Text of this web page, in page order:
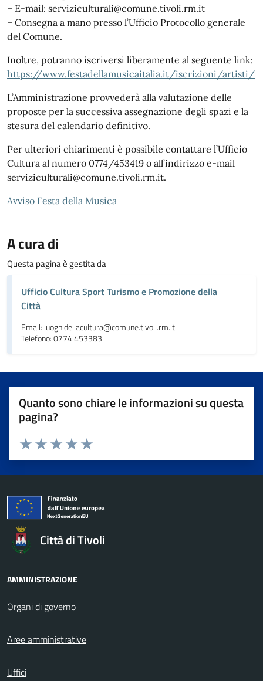
– E-mail: serviziculturali@comune.tivoli.rm.it
– Consegna a mano presso l’Ufficio Protocollo generale
del Comune.
Inoltre, potranno iscriversi liberamente al seguente link:
https://www.festadellamusicaitalia.it/iscrizioni/artisti/
L’Amministrazione provvederà alla valutazione delle
proposte per la successiva assegnazione degli spazi e la
stesura del calendario definitivo.
Per ulteriori chiarimenti è possibile contattare l’Ufficio
Cultura al numero 0774/453419 o all’indirizzo e-mail
serviziculturali@comune.tivoli.rm.it.
Avviso Festa della Musica
A cura di
Questa pagina è gestita da
Ufficio Cultura Sport Turismo e Promozione della
Città
Email: luoghidellacultura@comune.tivoli.rm.it
Telefono: 0774 453383
Quanto sono chiare le informazioni su questa
pagina?
Valuta da 1 a 5 stelle la pagina
Valuta 5 stelle su 5
Valuta 4 stelle su 5
Valuta 3 stelle su 5
Valuta 2 stelle su 5
Valuta 1 stelle su 5
Città di Tivoli
AMMINISTRAZIONE
Organi di governo
Aree amministrative
Uffici